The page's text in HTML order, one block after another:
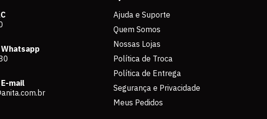
mail
Ajuda e Suporte
Quem Somos
Nossas Lojas
Política de Troca
Política de Entrega
Segurança e Privacidade
Meus Pedidos